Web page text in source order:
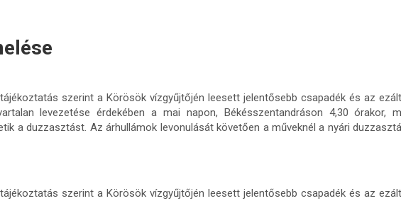
szerint a Körösök vízgyűjtőjén leesett jelentősebb csapadék és az
levezetése érdekében a mai napon, Békésszentandráson 4,30 órakor,
a duzzasztást. Az árhullámok levonulását követően a műveknél a nyári
szerint a Körösök vízgyűjtőjén leesett jelentősebb csapadék és az